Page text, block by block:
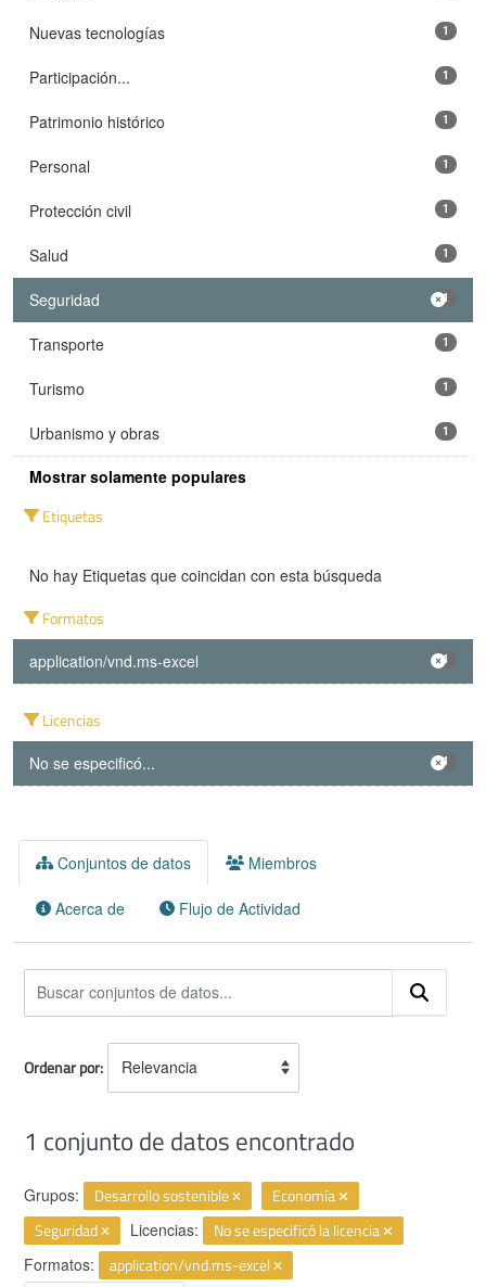
Nuevas tecnologías 1
Participación... 1
Patrimonio histórico 1
Personal 1
Protección civil 1
Salud 1
Seguridad 1
Transporte 1
Turismo 1
Urbanismo y obras 1
Mostrar solamente populares
Etiquetas
No hay Etiquetas que coincidan con esta búsqueda
Formatos
application/vnd.ms-excel 1
Licencias
No se especificó... 1
Conjuntos de datos Miembros
Acerca de Flujo de Actividad
Ordenar por
1 conjunto de datos encontrado
Grupos: Desarrollo sostenible
Economía
Seguridad
Licencias: No se especificó la licencia
Formatos: application/vnd.ms-excel